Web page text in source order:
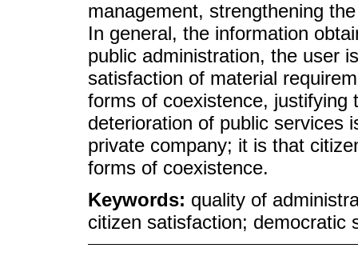
management, strengthening
In general, the information
public administration, the user
satisfaction of material
forms of coexistence,
deterioration of public services
private company; it is that
forms of coexistence.
Keywords: quality of
citizen satisfaction; democratic